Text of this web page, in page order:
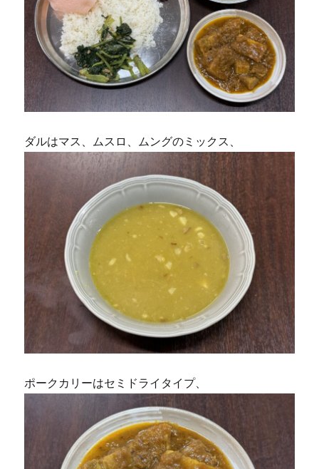
ダルはマス、ムスロ、ムングのミックス、
ポークカリーはセミドライタイプ、